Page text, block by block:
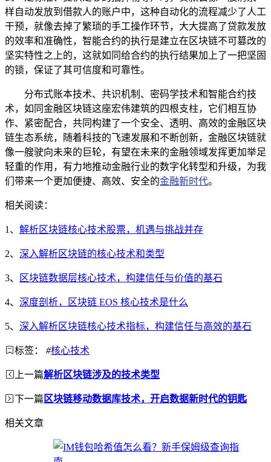
样自动发放到借款人的账户中，这种自动化的流程减少了人工
干预，就像去掉了繁琐的手工操作环节，大大提高了贷款发放
的效率和准确性，智能合约的执行是建立在区块链不可篡改的
坚实特性之上的，这就如同给合约的执行结果加上了一把坚固
的锁，保证了其可信度和可靠性。
分布式账本技术、共识机制、密码学技术和智能合约技
术，如同金融区块链这座宏伟建筑的四根支柱，它们相互协
作、紧密配合，共同构建了一个安全、透明、高效的金融区块
链生态系统，随着科技的飞速发展和不断创新，金融区块链就
像一艘驶向未来的巨轮，有望在未来的金融领域发挥更加举足
轻重的作用，有力地推动金融行业的数字化转型和升级，为我
们带来一个更加便捷、高效、安全的金融新时代。
相关阅读：
1、 解析区块链核心技术股票，机遇与挑战并存
2、 深入解析区块链的核心技术和类型
3、 区块链数据层核心技术，构建信任与价值的基石
4、 深度剖析，区块链 EOS 核心技术是什么
5、 深入解析区块链核心技术指标，构建信任与高效的基石
标签： #核心技术
上一篇解析区块链涉及的技术类型
下一篇 区块链移动数据库技术，开启数据新时代的钥匙
相关文章